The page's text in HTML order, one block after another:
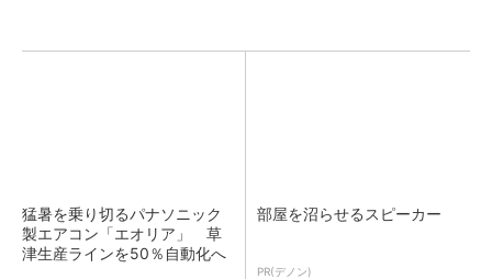
猛暑を乗り切るパナソニック
製エアコン「エオリア」 草
津生産ラインを50％自動化へ
部屋を沼らせるスピーカー
PR(デノン)